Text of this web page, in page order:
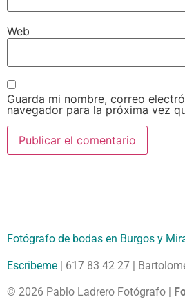
Web
Guarda mi nombre, correo
navegador para la próxima vez
Fotógrafo de bodas en Burgos y
Escribeme | 617 83 42 27 |
© 2026 Pablo Ladrero Fotógrafo |